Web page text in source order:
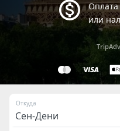
Оплата
или
Откуда